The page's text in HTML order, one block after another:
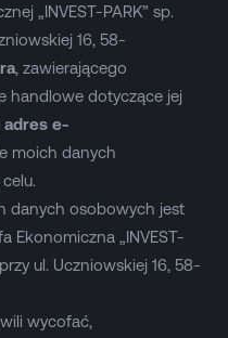
„INVEST-PARK” sp.
16, 58-
, zawierającego
handlowe dotyczące jej
adres e-
moich danych
danych osobowych jest
Ekonomiczna „INVEST-
ul. Uczniowskiej 16, 58-
wycofać,